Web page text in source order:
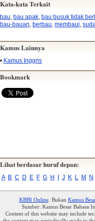
Kata-kata Terkait
bau bau apak bau busuk tidak
bau-bauan berbau membaui
Kamus Lainnya
• Kamus Inggris
Bookmark
Lihat berdasar huruf depan:
A B C D E F G H J K L M N
KBBI Online. Bukan Kamus
Sumber: Kamus Besar Bahasa
Content of this website may include